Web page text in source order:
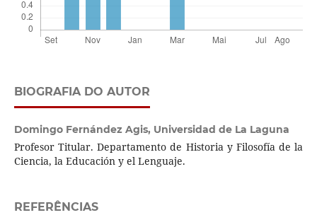
BIOGRAFIA DO AUTOR
Domingo Fernández Agis, Universidad de La Laguna
Profesor Titular. Departamento de Historia y Filosofía de la
Ciencia, la Educación y el Lenguaje.
REFERÊNCIAS